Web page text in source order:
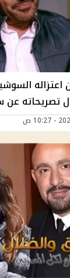
اعتزاله
تصريحاته عن